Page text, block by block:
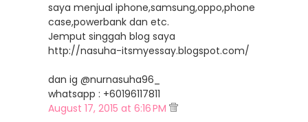
saya menjual iphone,samsung,oppo,phone
case,powerbank dan etc.
Jemput singgah blog saya
http://nasuha-itsmyessay.blogspot.com/
dan ig @nurnasuha96_
whatsapp : +60196117811
August 17, 2015 at 6:16 PM